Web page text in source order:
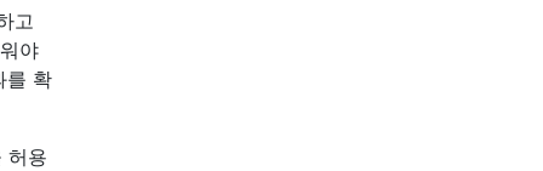
고
야
를 확
허용